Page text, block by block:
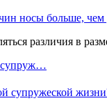
различия в
супруж…